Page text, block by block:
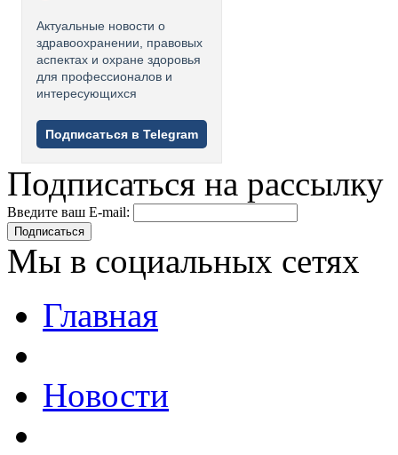
Актуальные новости о
здравоохранении, правовых
аспектах и охране здоровья
для профессионалов и
интересующихся
Подписаться в Telegram
Подписаться на рассылку
Введите ваш E-mail:
Подписаться
Мы в социальных сетях
Главная
Новости